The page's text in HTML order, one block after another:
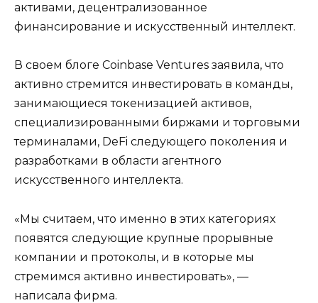
активами, децентрализованное
финансирование и искусственный интеллект.
В своем блоге Coinbase Ventures заявила, что
активно стремится инвестировать в команды,
занимающиеся токенизацией активов,
специализированными биржами и торговыми
терминалами, DeFi следующего поколения и
разработками в области агентного
искусственного интеллекта.
«Мы считаем, что именно в этих категориях
появятся следующие крупные прорывные
компании и протоколы, и в которые мы
стремимся активно инвестировать», —
написала фирма.